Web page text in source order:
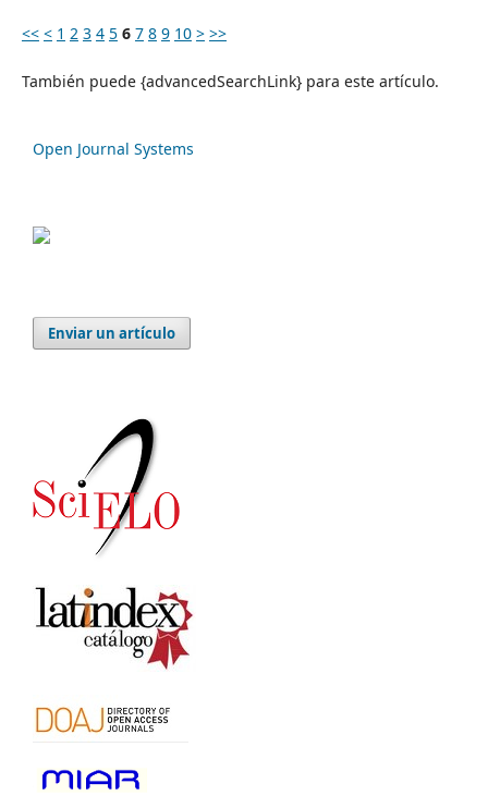
<< < 1 2 3 4 5 6 7 8 9 10 > >>
También puede {advancedSearchLink} para este artículo.
Open Journal Systems
Enviar un artículo